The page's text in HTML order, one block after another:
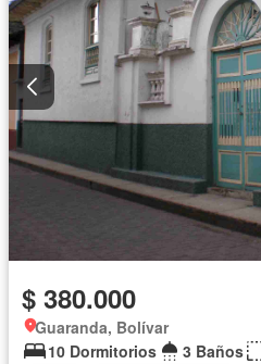
$ 380.000
Guaranda, Bolívar
10 Dormitorios
3 Baños